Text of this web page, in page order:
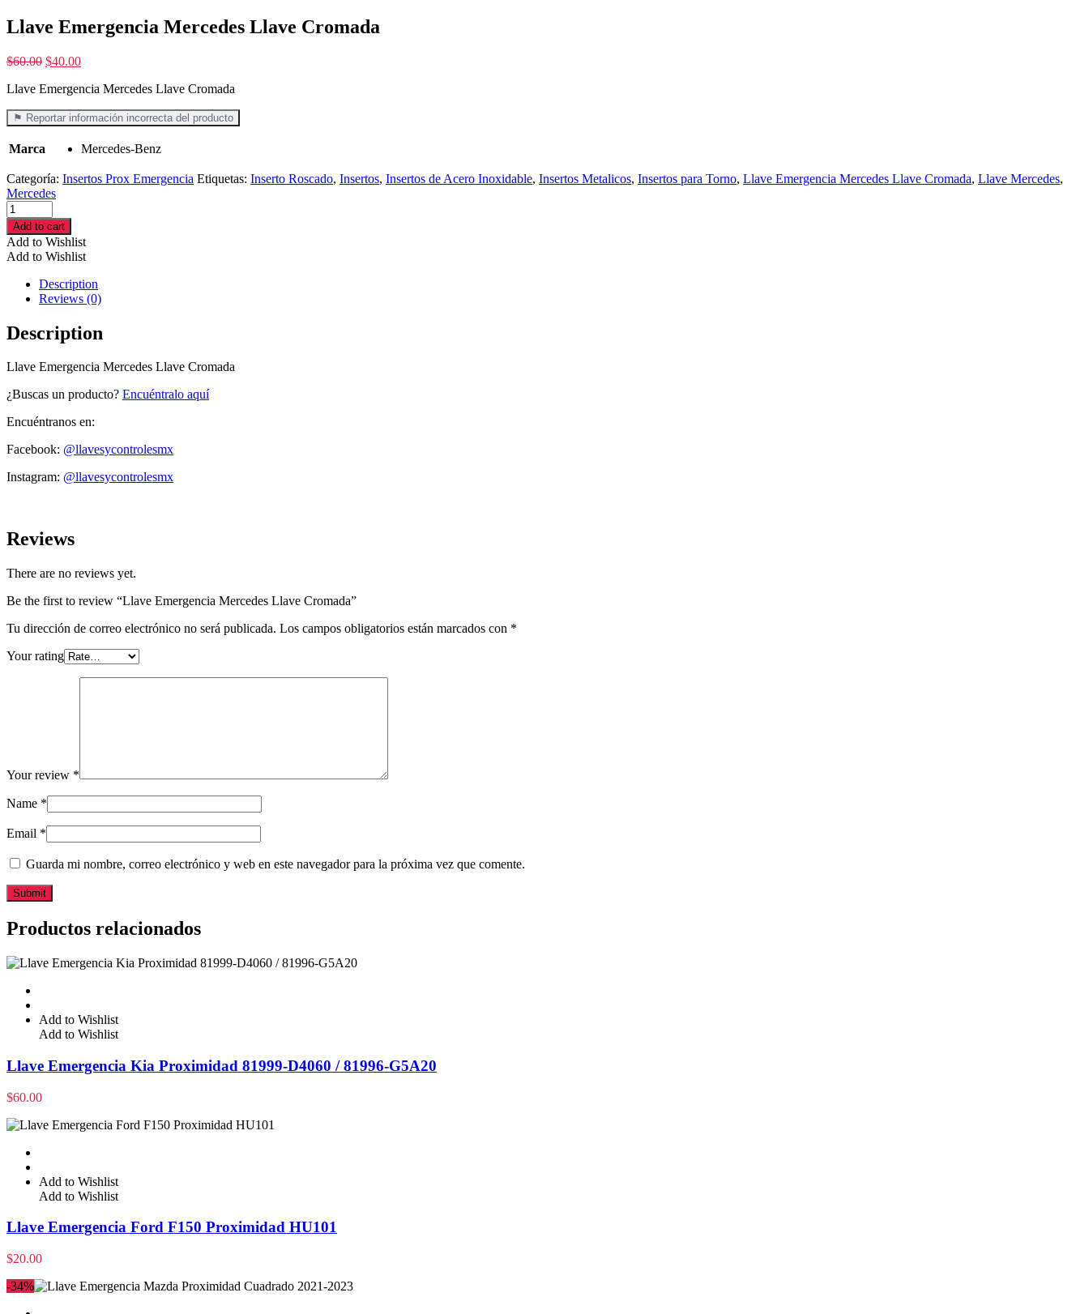
Llave Emergencia Mercedes Llave Cromada
$60.00 $40.00
Llave Emergencia Mercedes Llave Cromada
⚑ Reportar información incorrecta del producto
Marca Mercedes-Benz
Categoría: Insertos Prox Emergencia Etiquetas: Inserto Roscado, Insertos, Insertos de Acero Inoxidable, Insertos Metalicos, Insertos para Torno, Llave Emergencia Mercedes Llave Cromada, Llave Mercedes,
Mercedes
Llave
Emergencia
Mercedes
Llave
Cromada
cantidad
Add to cart
Add to Wishlist
Add to Wishlist
Description
Reviews (0)
Description
Llave Emergencia Mercedes Llave Cromada
¿Buscas un producto? Encuéntralo aquí
Encuéntranos en:
Facebook: @llavesycontrolesmx
Instagram: @llavesycontrolesmx
Reviews
There are no reviews yet.
Be the first to review “Llave Emergencia Mercedes Llave Cromada”
Tu dirección de correo electrónico no será publicada. Los campos obligatorios están marcados con *
Your rating
Your review *
Name *
Email *
Guarda mi nombre, correo electrónico y web en este navegador para la próxima vez que comente.
Productos relacionados
Add to Wishlist
Add to Wishlist
Llave Emergencia Kia Proximidad 81999-D4060 / 81996-G5A20
$60.00
Add to Wishlist
Add to Wishlist
Llave Emergencia Ford F150 Proximidad HU101
$20.00
-34%